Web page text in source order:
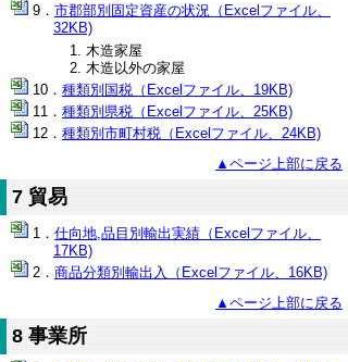
市郡部別固定資産の状況（Excelファイル、
32KB)
木造家屋
木造以外の家屋
種類別国税（Excelファイル、19KB)
種類別県税（Excelファイル、25KB)
種類別市町村税（Excelファイル、24KB)
▲ページ上部に戻る
7 貿易
仕向地,品目別輸出実績（Excelファイル、
17KB)
商品分類別輸出入（Excelファイル、16KB)
▲ページ上部に戻る
8 事業所